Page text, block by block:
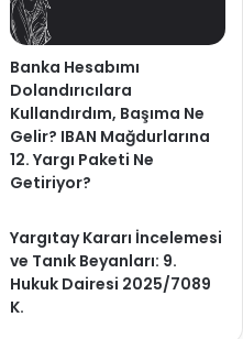
Banka Hesabımı
Dolandırıcılara
Kullandırdım, Başıma Ne
Gelir? IBAN Mağdurlarına
12. Yargı Paketi Ne
Getiriyor?
Yargıtay Kararı İncelemesi
ve Tanık Beyanları: 9.
Hukuk Dairesi 2025/7089
K.